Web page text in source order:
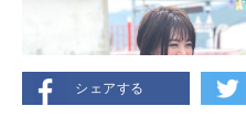
シェアする